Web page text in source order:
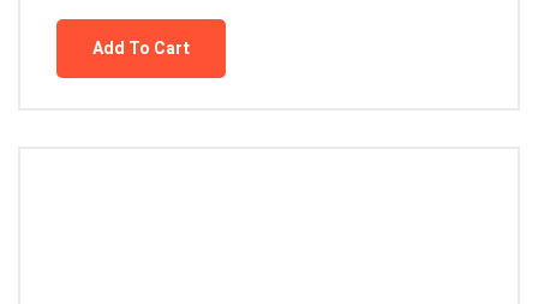
Add To Cart